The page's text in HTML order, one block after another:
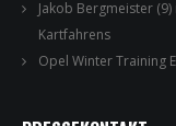
Jakob Bergmeister
Kartfahrens
Opel Winter Training